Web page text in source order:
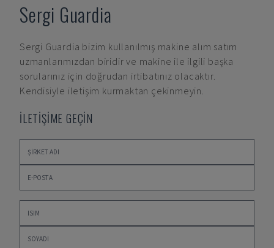
Sergi Guardia
Sergi Guardia bizim kullanılmış makine alım satım
uzmanlarımızdan biridir ve makine ile ilgili başka
sorularınız için doğrudan irtibatınız olacaktır.
Kendisiyle iletişim kurmaktan çekinmeyin.
İLETİŞİME GEÇİN